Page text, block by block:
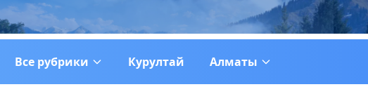
Все рубрики Курултай Алматы